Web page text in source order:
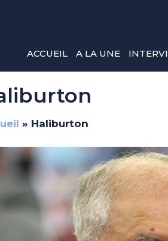
ACCUEIL A LA UNE
» Haliburton